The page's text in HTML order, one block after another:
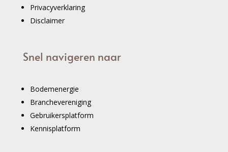
Privacyverklaring
Disclaimer
Snel navigeren naar
Bodemenergie
Branchevereniging
Gebruikersplatform
Kennisplatform